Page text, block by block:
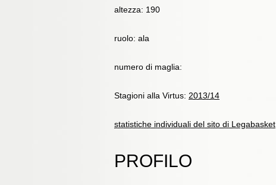
altezza: 190
ruolo: ala
numero di maglia:
Stagioni alla Virtus: 2013/14
statistiche individuali del sito di Legabasket
PROFILO